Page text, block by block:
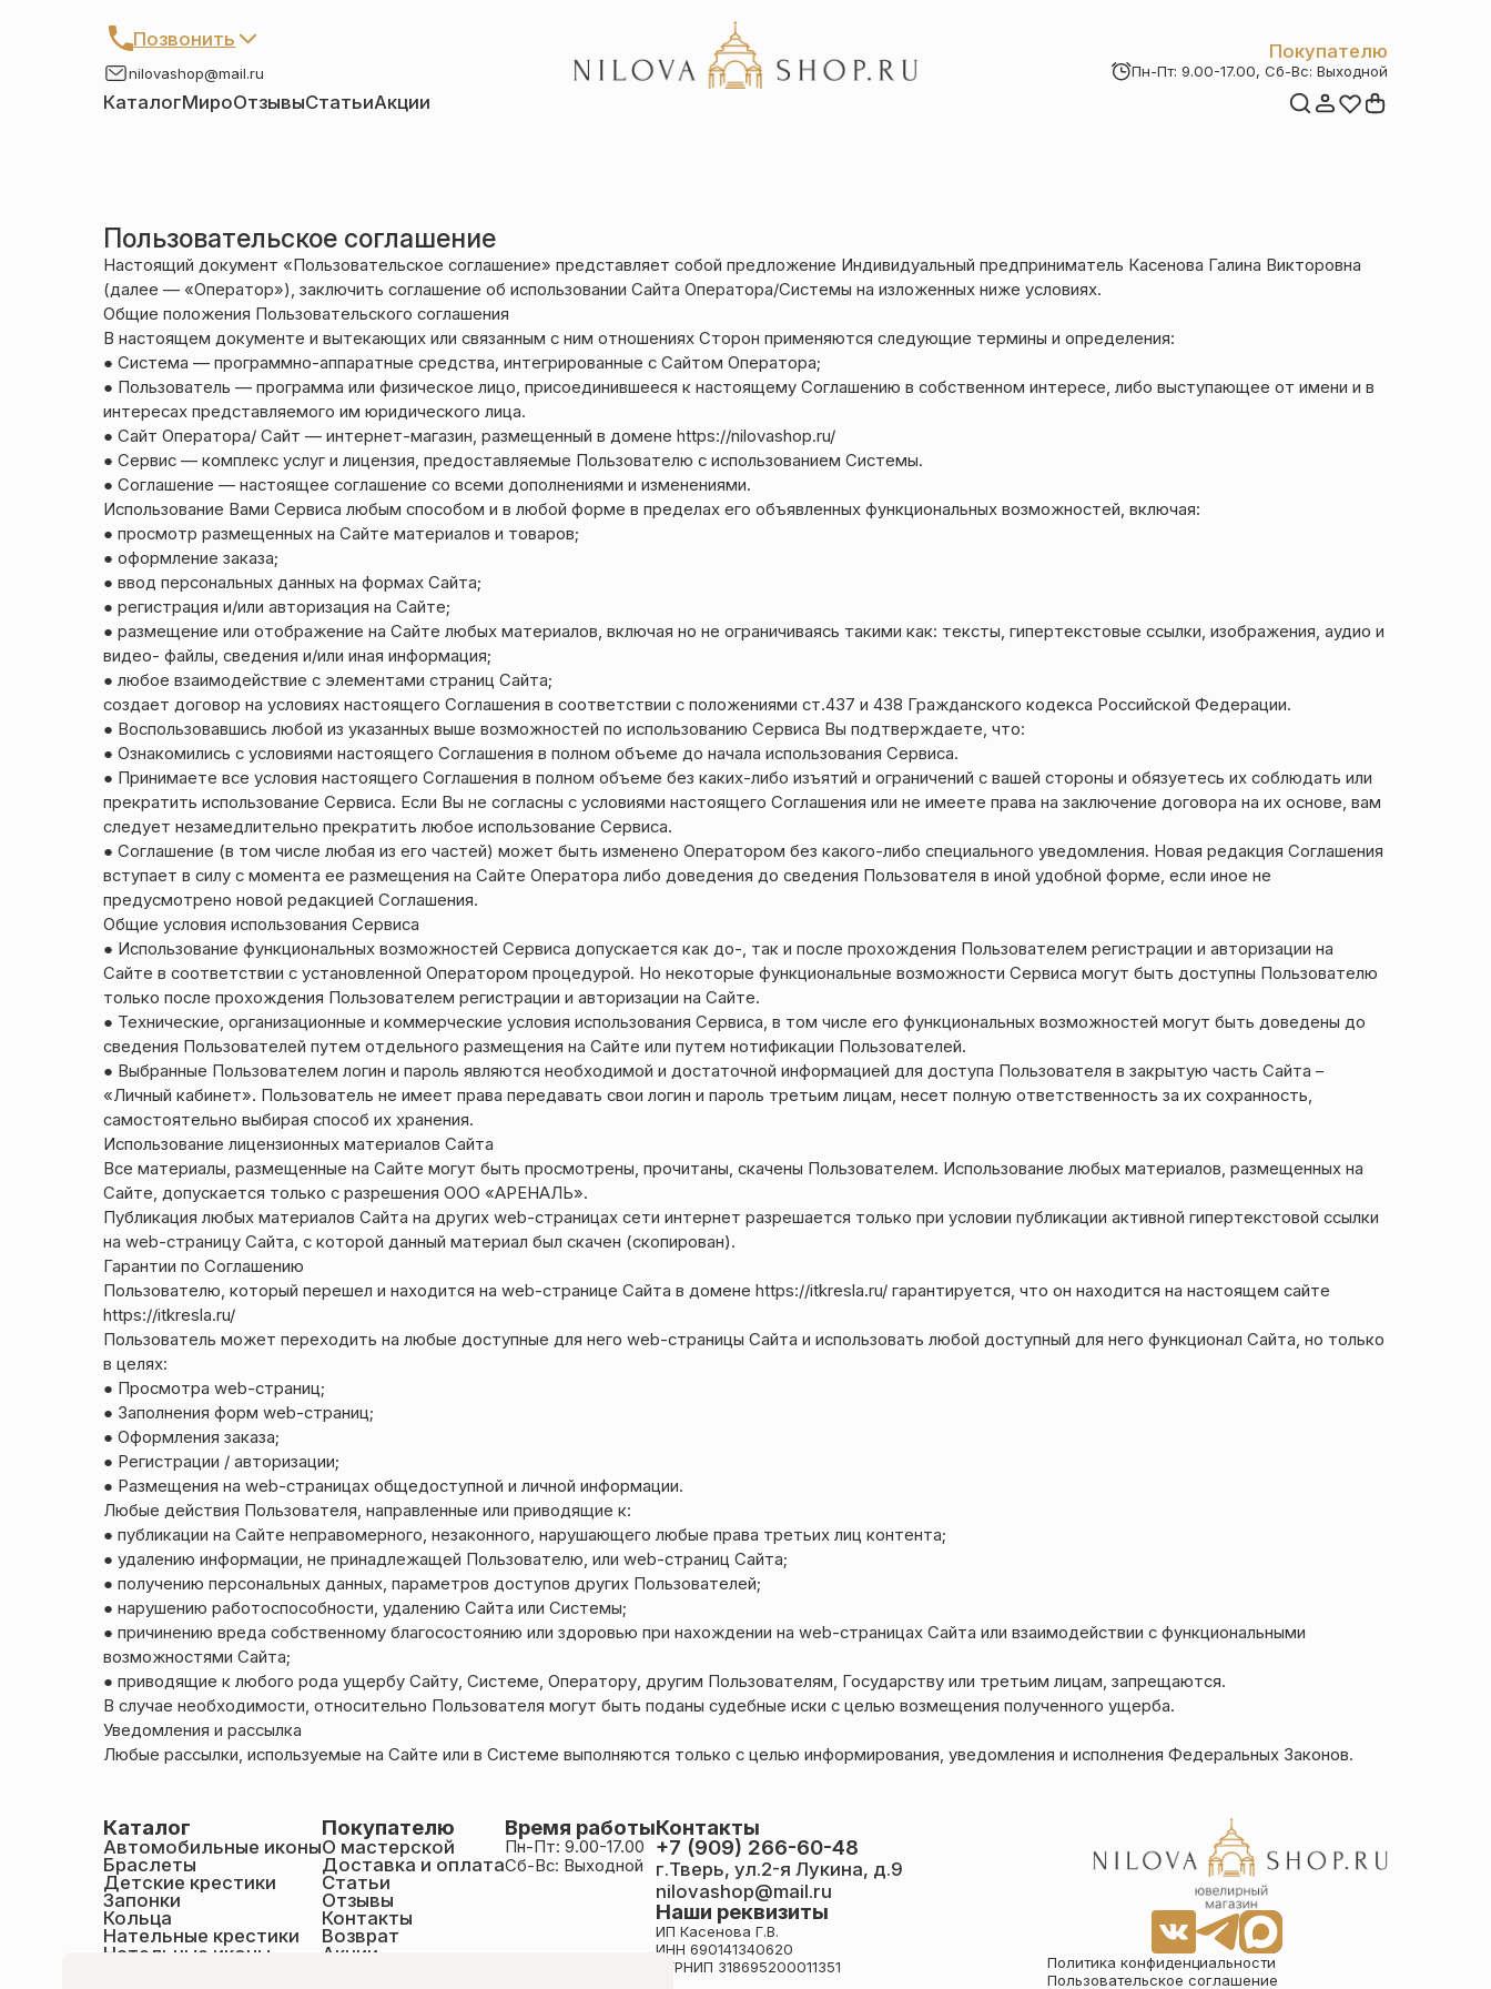
Позвонить
+7 (909) 266-60-48
+7 (906) 655-37-20
nilovashop@mail.ru
Покупателю
Пн-Пт: 9.00-17.00, Сб-Вс: Выходной
КаталогМироОтзывыСтатьиАкции
Кольца
Настольные иконы
Нательные крестики
Нательные иконы
Образки именные
Подвески
Складни
Статуэтки святых
Упаковка
Цепи
Чётки
Шнурки на шею
Другое
Пользовательское соглашение
Настоящий документ «Пользовательское соглашение» представляет собой предложение Индивидуальный предприниматель Касенова Галина Викторовна
(далее — «Оператор»), заключить соглашение об использовании Сайта Оператора/Системы на изложенных ниже условиях.
Общие положения Пользовательского соглашения
В настоящем документе и вытекающих или связанным с ним отношениях Сторон применяются следующие термины и определения:
● Система — программно-аппаратные средства, интегрированные с Сайтом Оператора;
● Пользователь — программа или физическое лицо, присоединившееся к настоящему Соглашению в собственном интересе, либо выступающее от имени и в
интересах представляемого им юридического лица.
● Сайт Оператора/ Сайт — интернет-магазин, размещенный в домене https://nilovashop.ru/
● Сервис — комплекс услуг и лицензия, предоставляемые Пользователю с использованием Системы.
● Соглашение — настоящее соглашение со всеми дополнениями и изменениями.
Использование Вами Сервиса любым способом и в любой форме в пределах его объявленных функциональных возможностей, включая:
● просмотр размещенных на Сайте материалов и товаров;
● оформление заказа;
● ввод персональных данных на формах Сайта;
● регистрация и/или авторизация на Сайте;
● размещение или отображение на Сайте любых материалов, включая но не ограничиваясь такими как: тексты, гипертекстовые ссылки, изображения, аудио и
видео- файлы, сведения и/или иная информация;
● любое взаимодействие с элементами страниц Сайта;
создает договор на условиях настоящего Соглашения в соответствии с положениями ст.437 и 438 Гражданского кодекса Российской Федерации.
● Воспользовавшись любой из указанных выше возможностей по использованию Сервиса Вы подтверждаете, что:
● Ознакомились с условиями настоящего Соглашения в полном объеме до начала использования Сервиса.
● Принимаете все условия настоящего Соглашения в полном объеме без каких-либо изъятий и ограничений с вашей стороны и обязуетесь их соблюдать или
прекратить использование Сервиса. Если Вы не согласны с условиями настоящего Соглашения или не имеете права на заключение договора на их основе, вам
следует незамедлительно прекратить любое использование Сервиса.
● Соглашение (в том числе любая из его частей) может быть изменено Оператором без какого-либо специального уведомления. Новая редакция Соглашения
вступает в силу с момента ее размещения на Сайте Оператора либо доведения до сведения Пользователя в иной удобной форме, если иное не
предусмотрено новой редакцией Соглашения.
Общие условия использования Сервиса
● Использование функциональных возможностей Сервиса допускается как до-, так и после прохождения Пользователем регистрации и авторизации на
Сайте в соответствии с установленной Оператором процедурой. Но некоторые функциональные возможности Сервиса могут быть доступны Пользователю
только после прохождения Пользователем регистрации и авторизации на Сайте.
● Технические, организационные и коммерческие условия использования Сервиса, в том числе его функциональных возможностей могут быть доведены до
сведения Пользователей путем отдельного размещения на Сайте или путем нотификации Пользователей.
● Выбранные Пользователем логин и пароль являются необходимой и достаточной информацией для доступа Пользователя в закрытую часть Сайта –
«Личный кабинет». Пользователь не имеет права передавать свои логин и пароль третьим лицам, несет полную ответственность за их сохранность,
самостоятельно выбирая способ их хранения.
Использование лицензионных материалов Сайта
Все материалы, размещенные на Сайте могут быть просмотрены, прочитаны, скачены Пользователем. Использование любых материалов, размещенных на
Сайте, допускается только с разрешения ООО «АРЕНАЛЬ».
Публикация любых материалов Сайта на других web-страницах сети интернет разрешается только при условии публикации активной гипертекстовой ссылки
на web-страницу Сайта, с которой данный материал был скачен (скопирован).
Гарантии по Соглашению
Пользователю, который перешел и находится на web-странице Сайта в домене https://itkresla.ru/ гарантируется, что он находится на настоящем сайте
https://itkresla.ru/
Пользователь может переходить на любые доступные для него web-страницы Cайта и использовать любой доступный для него функционал Сайта, но только
в целях:
● Просмотра web-страниц;
● Заполнения форм web-страниц;
● Оформления заказа;
● Регистрации / авторизации;
● Размещения на web-страницах общедоступной и личной информации.
Любые действия Пользователя, направленные или приводящие к:
● публикации на Сайте неправомерного, незаконного, нарушающего любые права третьих лиц контента;
● удалению информации, не принадлежащей Пользователю, или web-страниц Сайта;
● получению персональных данных, параметров доступов других Пользователей;
● нарушению работоспособности, удалению Сайта или Системы;
● причинению вреда собственному благосостоянию или здоровью при нахождении на web-страницах Сайта или взаимодействии с функциональными
возможностями Сайта;
● приводящие к любого рода ущербу Сайту, Системе, Оператору, другим Пользователям, Государству или третьим лицам, запрещаются.
В случае необходимости, относительно Пользователя могут быть поданы судебные иски с целью возмещения полученного ущерба.
Уведомления и рассылка
Любые рассылки, используемые на Сайте или в Системе выполняются только с целью информирования, уведомления и исполнения Федеральных Законов.
Каталог
Автомобильные иконы
Браслеты
Детские крестики
Запонки
Кольца
Нательные крестики
Нательные иконы
Покупателю
О мастерской
Доставка и оплата
Статьи
Отзывы
Контакты
Возврат
Акции
Время работы
Пн-Пт: 9.00-17.00
Сб-Вс: Выходной
Контакты
+7 (909) 266-60-48
г.Тверь, ул.2-я Лукина, д.9
nilovashop@mail.ru
Наши реквизиты
ИП Касенова Г.В.
ИНН 690141340620
ОГРНИП 318695200011351
Политика конфиденциальности
Пользовательское соглашение